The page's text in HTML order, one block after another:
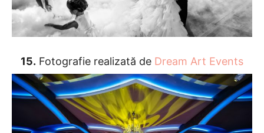
15. Fotografie realizată de Dream Art Events